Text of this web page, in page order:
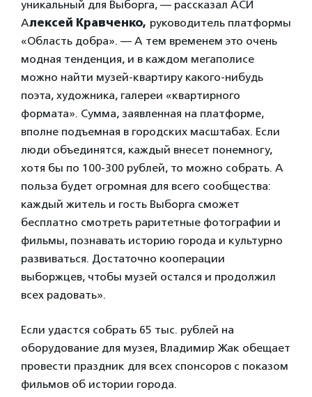
уникальный для Выборга, — рассказал АСИ
Алексей Кравченко, руководитель платформы
«Область добра». — А тем временем это очень
модная тенденция, и в каждом мегаполисе
можно найти музей-квартиру какого-нибудь
поэта, художника, галереи «квартирного
формата». Сумма, заявленная на платформе,
вполне подъемная в городских масштабах. Если
люди объединятся, каждый внесет понемногу,
хотя бы по 100-300 рублей, то можно собрать. А
польза будет огромная для всего сообщества:
каждый житель и гость Выборга сможет
бесплатно смотреть раритетные фотографии и
фильмы, познавать историю города и культурно
развиваться. Достаточно кооперации
выборжцев, чтобы музей остался и продолжил
всех радовать».
Если удастся собрать 65 тыс. рублей на
оборудование для музея, Владимир Жак обещает
провести праздник для всех спонсоров с показом
фильмов об истории города.